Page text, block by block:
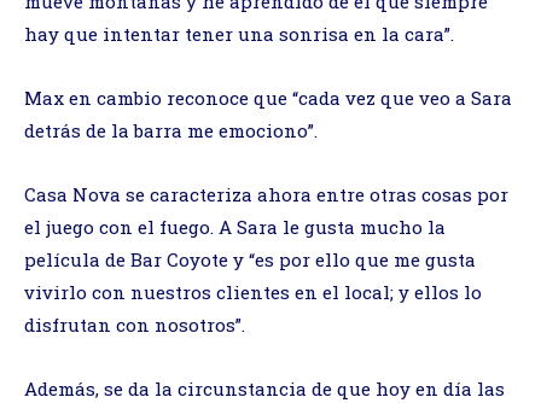
hay que intentar tener una sonrisa en la cara”.
Max en cambio reconoce que “cada vez que veo a Sara
detrás de la barra me emociono”.
Casa Nova se caracteriza ahora entre otras cosas por
el juego con el fuego. A Sara le gusta mucho la
película de Bar Coyote y “es por ello que me gusta
vivirlo con nuestros clientes en el local; y ellos lo
disfrutan con nosotros”.
Además, se da la circunstancia de que hoy en día las